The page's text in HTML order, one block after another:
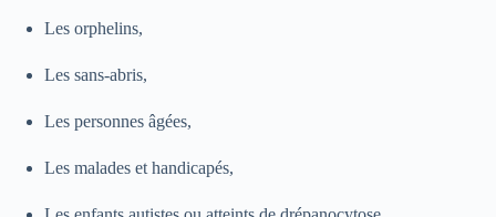
Les orphelins,
Les sans-abris,
Les personnes âgées,
Les malades et handicapés,